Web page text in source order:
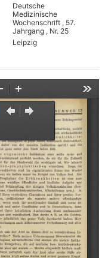
Deutsche
Medizinische
Wochenschrift , 57.
Jahrgang , Nr. 25
Leipzig